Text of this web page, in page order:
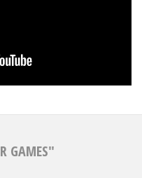
GAMES"